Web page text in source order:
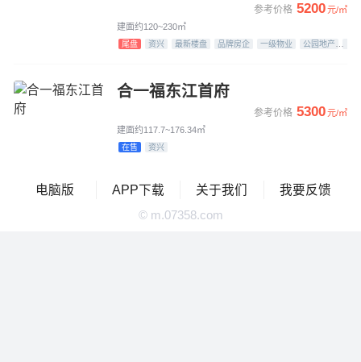
参考价格 5200元/㎡
建面约120~230㎡
尾盘 资兴 最新楼盘 品牌房企 一级物业 公园地产
合一福东江首府
参考价格 5300元/㎡
建面约117.7~176.34㎡
在售 资兴
电脑版 APP下载 关于我们 我要反馈
© m.07358.com